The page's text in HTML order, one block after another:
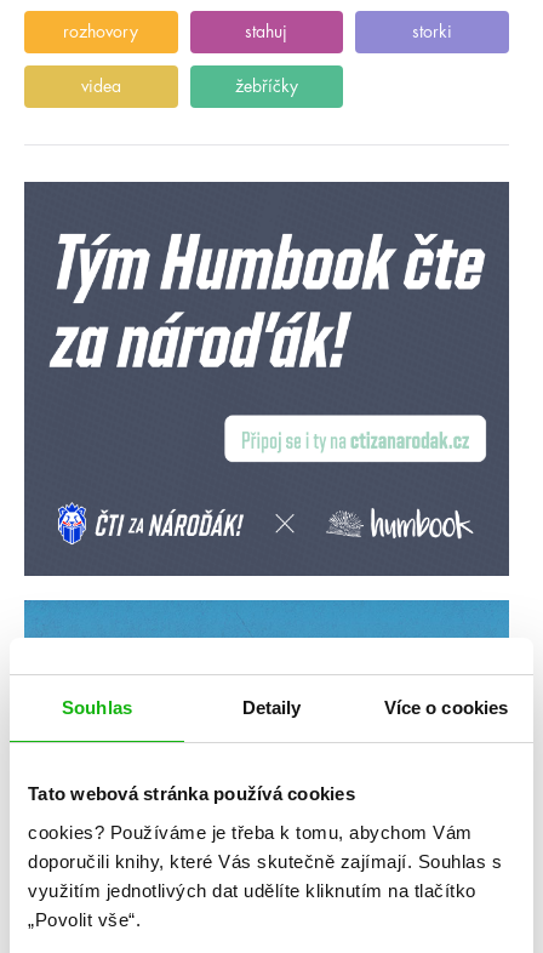
Souhlas Detaily Více o cookies
Tato webová stránka používá cookies
cookies? Používáme je třeba k tomu, abychom Vám
doporučili knihy, které Vás skutečně zajímají. Souhlas s
využitím jednotlivých dat udělíte kliknutím na tlačítko
„Povolit vše“.
rozhovory stahuj storki
videa žebříčky